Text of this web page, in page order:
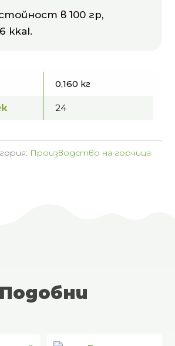
в 100 гр,
кkal.
0,160 кг
24
Производство на горчица
Подобни